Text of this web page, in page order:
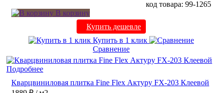
код товара: 99-1265
В корзину
Купить дешевле
Купить в 1 клик
Сравнение
Подробнее
Кварцвиниловая плитка Fine Flex Актуру FX-203 Клеевой